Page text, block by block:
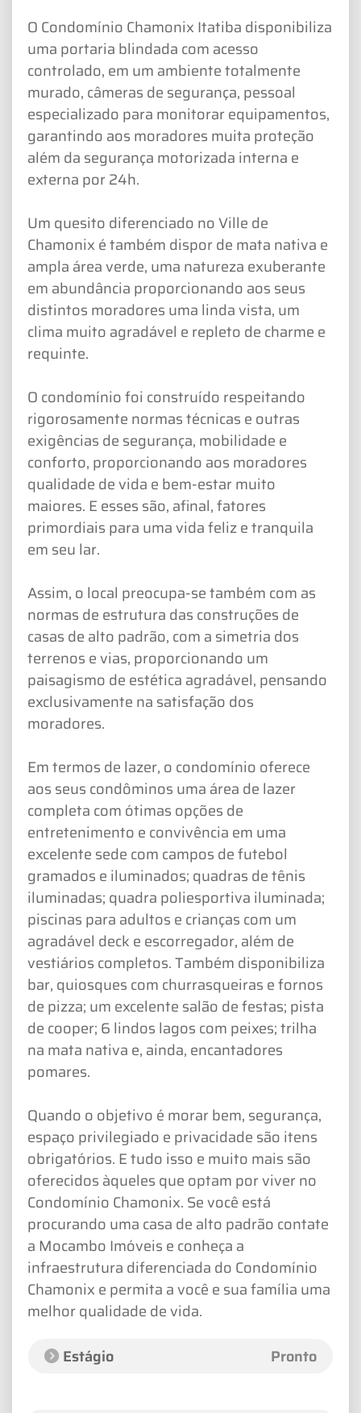
O Condomínio Chamonix Itatiba disponibiliza
uma portaria blindada com acesso
controlado, em um ambiente totalmente
murado, câmeras de segurança, pessoal
especializado para monitorar equipamentos,
garantindo aos moradores muita proteção
além da segurança motorizada interna e
externa por 24h.
Um quesito diferenciado no Ville de
Chamonix é também dispor de mata nativa e
ampla área verde, uma natureza exuberante
em abundância proporcionando aos seus
distintos moradores uma linda vista, um
clima muito agradável e repleto de charme e
requinte.
O condomínio foi construído respeitando
rigorosamente normas técnicas e outras
exigências de segurança, mobilidade e
conforto, proporcionando aos moradores
qualidade de vida e bem-estar muito
maiores. E esses são, afinal, fatores
primordiais para uma vida feliz e tranquila
em seu lar.
Assim, o local preocupa-se também com as
normas de estrutura das construções de
casas de alto padrão, com a simetria dos
terrenos e vias, proporcionando um
paisagismo de estética agradável, pensando
exclusivamente na satisfação dos
moradores.
Em termos de lazer, o condomínio oferece
aos seus condôminos uma área de lazer
completa com ótimas opções de
entretenimento e convivência em uma
excelente sede com campos de futebol
gramados e iluminados; quadras de tênis
iluminadas; quadra poliesportiva iluminada;
piscinas para adultos e crianças com um
agradável deck e escorregador, além de
vestiários completos. Também disponibiliza
bar, quiosques com churrasqueiras e fornos
de pizza; um excelente salão de festas; pista
de cooper; 6 lindos lagos com peixes; trilha
na mata nativa e, ainda, encantadores
pomares.
Quando o objetivo é morar bem, segurança,
espaço privilegiado e privacidade são itens
obrigatórios. E tudo isso e muito mais são
oferecidos àqueles que optam por viver no
Condomínio Chamonix. Se você está
procurando uma casa de alto padrão contate
a Mocambo Imóveis e conheça a
infraestrutura diferenciada do Condomínio
Chamonix e permita a você e sua família uma
melhor qualidade de vida.
Estágio
Pronto